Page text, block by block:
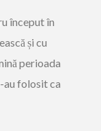
început în
și cu
perioada
au folosit ca